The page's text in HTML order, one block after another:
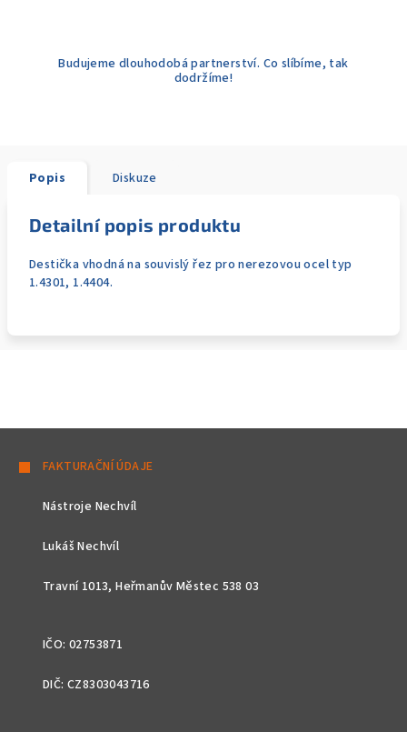
Budujeme dlouhodobá partnerství. Co slíbíme, tak
dodržíme!
Popis Diskuze
Detailní popis produktu
Destička vhodná na souvislý řez pro nerezovou ocel typ
1.4301, 1.4404.
FAKTURAČNÍ ÚDAJE
Nástroje Nechvíl
Lukáš Nechvíl
Travní 1013, Heřmanův Městec 538 03
IČO: 02753871
DIČ: CZ8303043716